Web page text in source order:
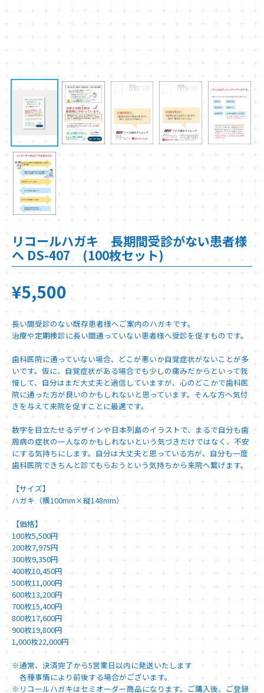
リコールハガキ 長期間受診がない患者様
へ DS-407 (100枚セット)
¥5,500
長い間受診のない既存患者様へご案内のハガキです。
治療や定期検診に長い間通っていない患者様へ受診を促すものです。
歯科医院に通っていない場合、どこが悪いか自覚症状がないことが多
いです。仮に、自覚症状がある場合でも少しの痛みだからといって我
慢して、自分はまだ大丈夫と過信していますが、心のどこかで歯科医
院に通った方が良いのかもしれないと思っています。そんな方へ気付
きを与えて来院を促すことに最適です。
数字を目立たせるデザインや日本列島のイラストで、まるで自分も歯
周病の症状の一人なのかもしれないという気づきだけではなく、不安
にする気持ちにします。自分は大丈夫と思っている方が、自分も一度
歯科医院できちんと診てもらおうという気持ちから来院へ繋げます。
【サイズ】
ハガキ（横100mm×縦148mm）
【価格】
100枚5,500円
200枚7,975円
300枚9,350円
400枚10,450円
500枚11,000円
600枚13,200円
700枚15,400円
800枚17,600円
900枚19,800円
1,000枚22,000円
※通常、決済完了から5営業日以内に発送いたします
各種事情により前後する場合がございます。
※リコールハガキはセミオーダー商品になります。ご購入後、ご登録